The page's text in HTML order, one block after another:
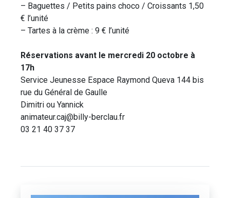
– Baguettes / Petits pains choco / Croissants 1,50
€ l’unité
– Tartes à la crème : 9 € l’unité
Réservations avant le mercredi 20 octobre à
17h
Service Jeunesse Espace Raymond Queva 144 bis
rue du Général de Gaulle
Dimitri ou Yannick
animateur.caj@billy-berclau.fr
03 21 40 37 37